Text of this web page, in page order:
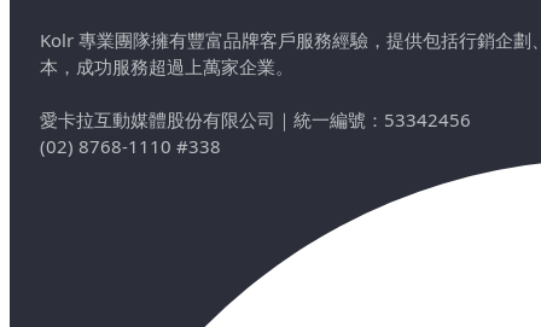
Kolr 專業團隊擁有豐富品牌客戶服務經驗，提供包括行銷企
本，成功服務超過上萬家企業。
愛卡拉互動媒體股份有限公司 ｜ 統一編號：53342456
(02) 8768-1110 #338